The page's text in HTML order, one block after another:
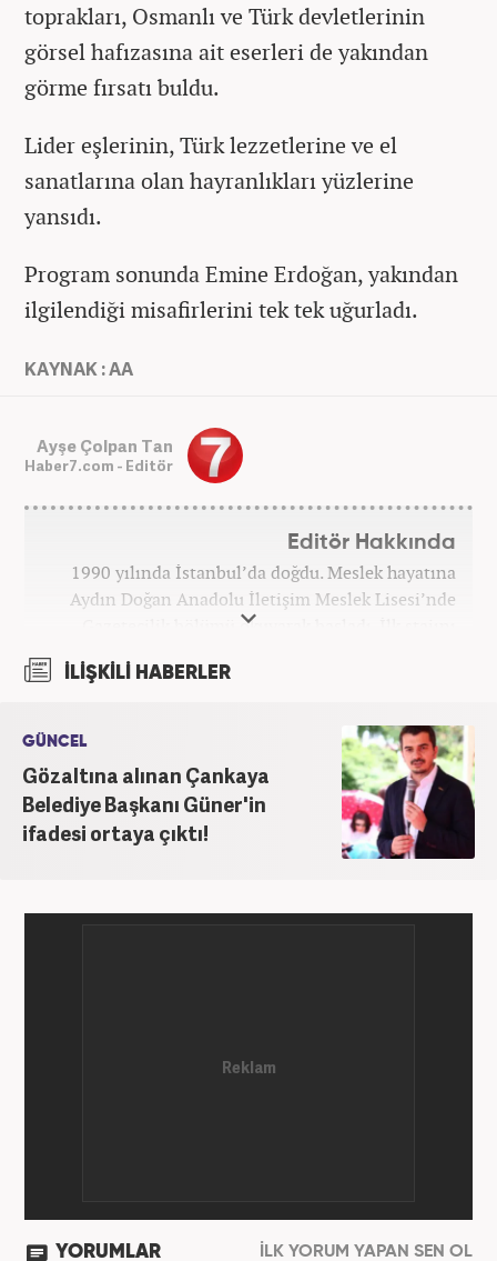
toprakları, Osmanlı ve Türk devletlerinin
görsel hafızasına ait eserleri de yakından
görme fırsatı buldu.
Lider eşlerinin, Türk lezzetlerine ve el
sanatlarına olan hayranlıkları yüzlerine
yansıdı.
Program sonunda Emine Erdoğan, yakından
ilgilendiği misafirlerini tek tek uğurladı.
KAYNAK : AA
Ayşe Çolpan Tan
Haber7.com - Editör
Editör Hakkında
1990 yılında İstanbul’da doğdu. Meslek hayatına
Aydın Doğan Anadolu İletişim Meslek Lisesi’nde
Gazetecilik bölümü okuyarak başladı. İlk stajını
İstanbul Üniversitesi Radyo Televizyon Yayımcılığı
Gazetesi’nde internet haberciliğine başladı. 15
senelik kariyerinde çok sayıda gazete, haber portalı
ve televizyon bulunmaktadır. Meslek hayatına
Haber7.com’da “Gündem Editörü” olarak devam
etmektedir. Evli ve 2 çocuk annesidir.
İLİŞKİLİ HABERLER
GÜNCEL
Gözaltına alınan Çankaya
Belediye Başkanı Güner'in
ifadesi ortaya çıktı!
YORUMLAR İLK YORUM YAPAN SEN OL